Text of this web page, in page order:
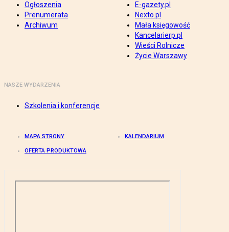
Ogłoszenia
Prenumerata
Archiwum
E-gazety.pl
Nexto.pl
Mała księgowość
Kancelarierp.pl
Wieści Rolnicze
Życie Warszawy
NASZE WYDARZENIA
Szkolenia i konferencje
MAPA STRONY KALENDARIUM
OFERTA PRODUKTOWA